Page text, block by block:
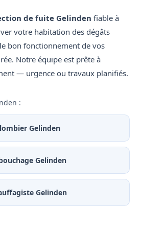
de fuite Gelinden fiable à
votre habitation des dégâts
bon fonctionnement de vos
Notre équipe est prête à
— urgence ou travaux planifiés.
:
Gelinden
Gelinden
Gelinden